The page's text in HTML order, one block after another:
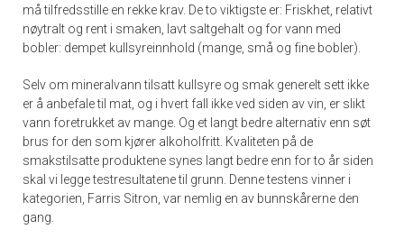
må tilfredsstille en rekke krav. De to viktigste er: Friskhet, relativt
nøytralt og rent i smaken, lavt saltgehalt og for vann med
bobler: dempet kullsyreinnhold (mange, små og fine bobler).
Selv om mineralvann tilsatt kullsyre og smak generelt sett ikke
er å anbefale til mat, og i hvert fall ikke ved siden av vin, er slikt
vann foretrukket av mange. Og et langt bedre alternativ enn søt
brus for den som kjører alkoholfritt. Kvaliteten på de
smakstilsatte produktene synes langt bedre enn for to år siden
skal vi legge testresultatene til grunn. Denne testens vinner i
kategorien, Farris Sitron, var nemlig en av bunnskårerne den
gang.